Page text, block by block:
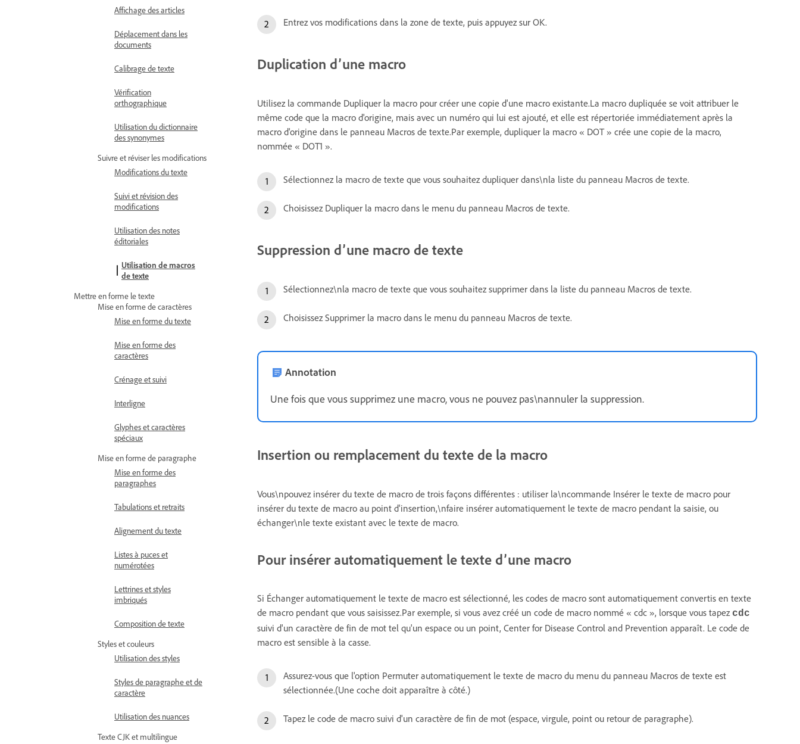
Affichage des articles
Déplacement dans les
documents
Calibrage de texte
Vérification
orthographique
Utilisation du dictionnaire
des synonymes
Suivre et réviser les modifications
Modifications du texte
Suivi et révision des
modifications
Utilisation des notes
éditoriales
Utilisation de macros
de texte
Mettre en forme le texte
Mise en forme de caractères
Mise en forme du texte
Mise en forme des
caractères
Crénage et suivi
Interligne
Glyphes et caractères
spéciaux
Mise en forme de paragraphe
Mise en forme des
paragraphes
Tabulations et retraits
Alignement du texte
Listes à puces et
numérotées
Lettrines et styles
imbriqués
Composition de texte
Styles et couleurs
Utilisation des styles
Styles de paragraphe et de
caractère
Utilisation des nuances
Texte CJK et multilingue
Entrez vos modifications dans la zone de texte, puis appuyez sur OK.
Duplication d’une macro
Utilisez la commande Dupliquer la macro pour créer une copie d'une macro existante.La macro dupliquée se voit attribuer le
même code que la macro d'origine, mais avec un numéro qui lui est ajouté, et elle est répertoriée immédiatement après la
macro d'origine dans le panneau Macros de texte.Par exemple, dupliquer la macro « DOT » crée une copie de la macro,
nommée « DOT1 ».
Sélectionnez la macro de texte que vous souhaitez dupliquer dans\nla liste du panneau Macros de texte.
Choisissez Dupliquer la macro dans le menu du panneau Macros de texte.
Suppression d’une macro de texte
Sélectionnez\nla macro de texte que vous souhaitez supprimer dans la liste du panneau Macros de texte.
Choisissez Supprimer la macro dans le menu du panneau Macros de texte.
Annotation
Une fois que vous supprimez une macro, vous ne pouvez pas\nannuler la suppression.
Insertion ou remplacement du texte de la macro
Vous\npouvez insérer du texte de macro de trois façons différentes : utiliser la\ncommande Insérer le texte de macro pour
insérer du texte de macro au point d'insertion,\nfaire insérer automatiquement le texte de macro pendant la saisie, ou
échanger\nle texte existant avec le texte de macro.
Pour insérer automatiquement le texte d’une macro
Si Échanger automatiquement le texte de macro est sélectionné, les codes de macro sont automatiquement convertis en texte
de macro pendant que vous saisissez.Par exemple, si vous avez créé un code de macro nommé « cdc », lorsque vous tapez cdc
suivi d'un caractère de fin de mot tel qu'un espace ou un point, Center for Disease Control and Prevention apparaît. Le code de
macro est sensible à la casse.
Assurez-vous que l'option Permuter automatiquement le texte de macro du menu du panneau Macros de texte est
sélectionnée.(Une coche doit apparaître à côté.)
Tapez le code de macro suivi d'un caractère de fin de mot (espace, virgule, point ou retour de paragraphe).